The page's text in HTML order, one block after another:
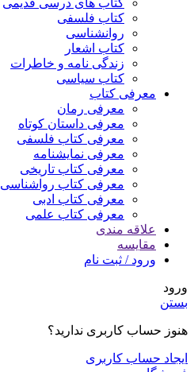
کتاب های درسی قدیمی
کتاب فلسفی
روانشناسی
کتاب اشعار
زندگی نامه و خاطرات
کتاب سیاسی
معرفی کتاب
معرفی رمان
معرفی داستان کوتاه
معرفی کتاب فلسفی
معرفی نمایشنامه
معرفی کتاب تاریخی
معرفی کتاب رواشناسی
معرفی کتاب ادبی
معرفی کتاب علمی
علاقه مندی
مقایسه
ورود / ثبت نام
ورود
بستن
هنوز حساب کاربری ندارید؟
ایجاد حساب کاربری